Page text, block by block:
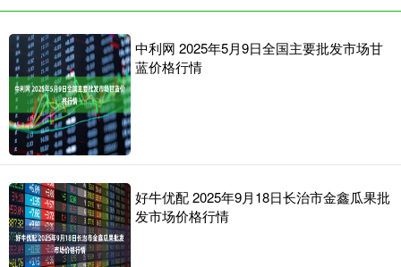
中利网 2025年5月9日全国主要批发市场甘
蓝价格行情
好牛优配 2025年9月18日长治市金鑫瓜果批
发市场价格行情